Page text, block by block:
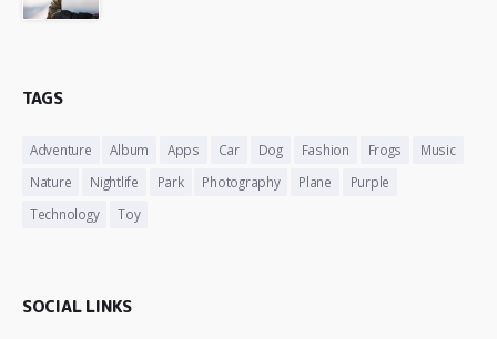
TAGS
Adventure Album Apps Car Dog Fashion Frogs
Music
Nature
Nightlife Park Photography Plane
Purple
Technology
Toy
SOCIAL LINKS